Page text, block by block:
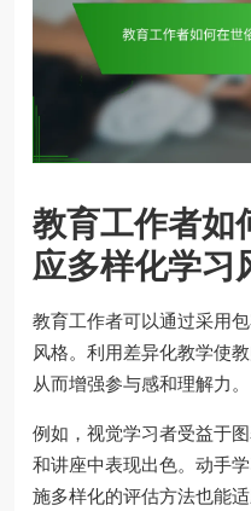
教育工作者如
应多样化学习
教育工作者可以通过采用
风格。利用差异化教学使
从而增强参与感和理解力。
例如，视觉学习者受益于
和讲座中表现出色。动手
施多样化的评估方法也能